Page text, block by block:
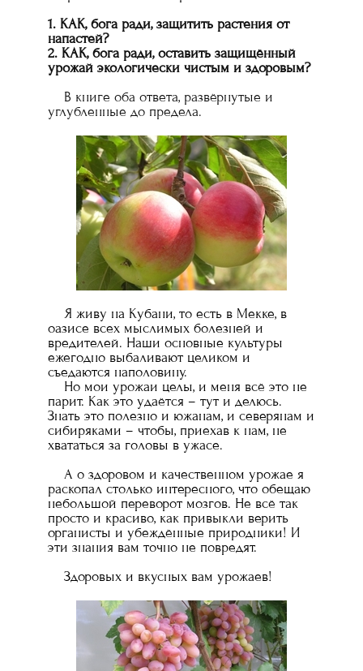
1. КАК, бога ради, защитить растения от
напастей?
2. КАК, бога ради, оставить защищённый
урожай экологически чистым и здоровым?
В книге оба ответа, развёрнутые и
углубленные до предела.
Я живу на Кубани, то есть в Мекке, в
оазисе всех мыслимых болезней и
вредителей. Наши основные культуры
ежегодно выбаливают целиком и
съедаются наполовину.
Но мои урожаи целы, и меня всё это не
парит. Как это удаётся – тут и делюсь.
Знать это полезно и южанам, и северянам и
сибиряками – чтобы, приехав к нам, не
хвататься за головы в ужасе.
А о здоровом и качественном урожае я
раскопал столько интересного, что обещаю
небольшой переворот мозгов. Не всё так
просто и красиво, как привыкли верить
органисты и убеждённые природники! И
эти знания вам точно не повредят.
Здоровых и вкусных вам урожаев!